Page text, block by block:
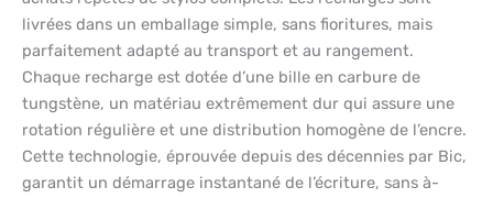
livrées dans un emballage simple, sans fioritures, mais
parfaitement adapté au transport et au rangement.
Chaque recharge est dotée d’une bille en carbure de
tungstène, un matériau extrêmement dur qui assure une
rotation régulière et une distribution homogène de l’encre.
Cette technologie, éprouvée depuis des décennies par Bic,
garantit un démarrage instantané de l’écriture, sans à-